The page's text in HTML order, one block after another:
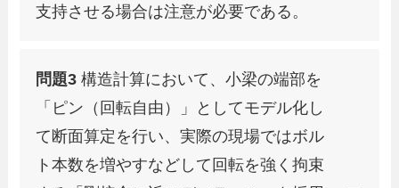
支持させる場合は注意が必要である。
問題3 構造計算において、小梁の端部を
「ピン（回転自由）」としてモデル化し
て断面算定を行い、実際の現場ではボル
ト本数を増やすなどして回転を強く拘束